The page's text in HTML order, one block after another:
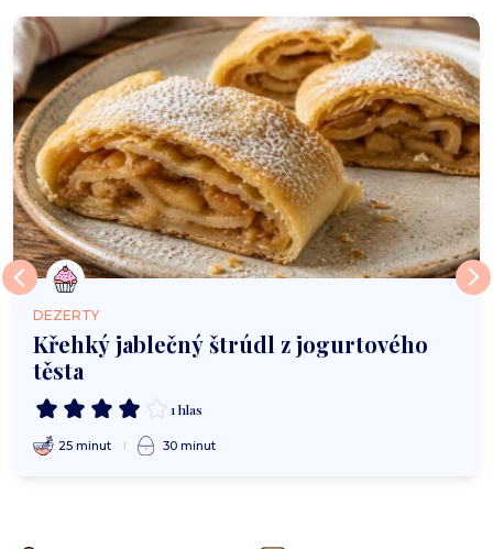
DEZERTY
Křehký jablečný štrúdl z jogurtového
těsta
1 hlas
25 minut 30 minut